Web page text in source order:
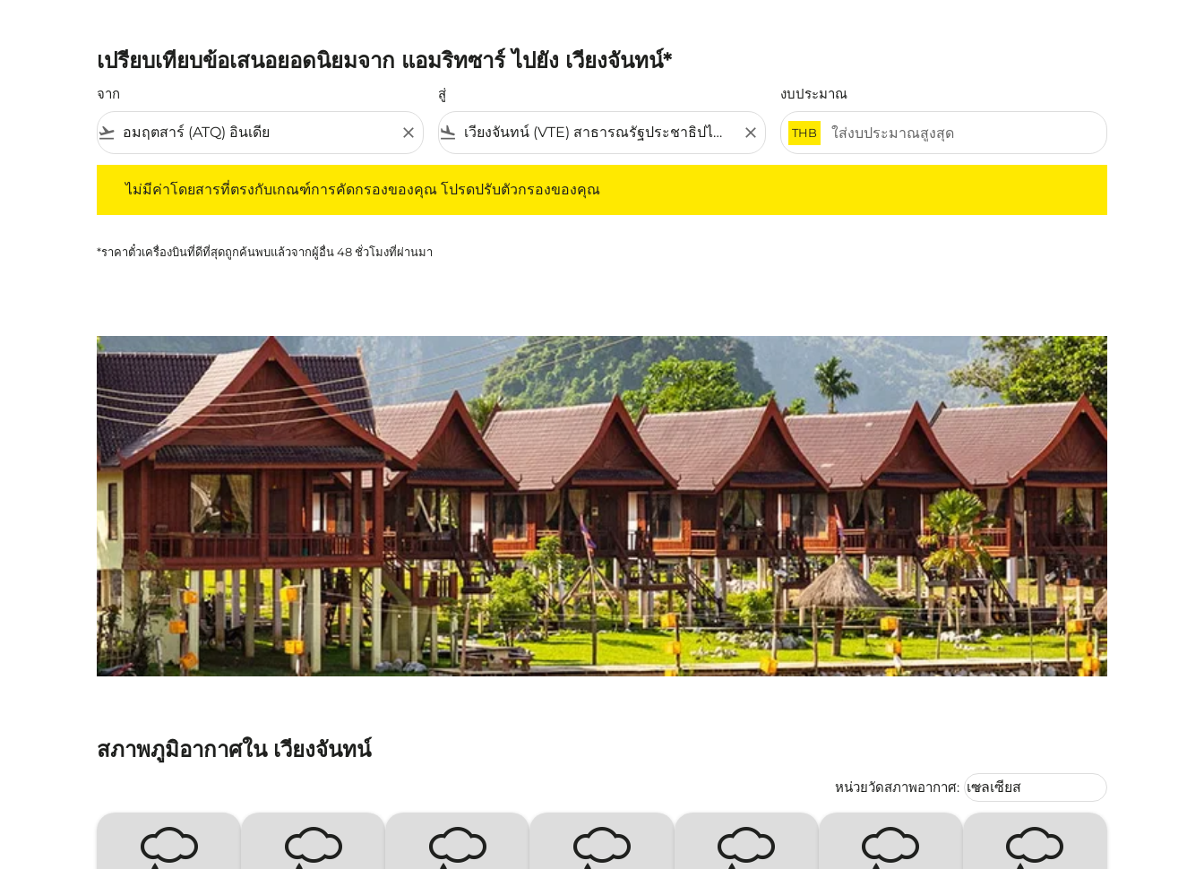
เปรียบเทียบข้อเสนอยอดนิยมจาก แอมริทซาร์ ไปยัง เวียงจันทน์*
จาก
flight_takeoff close
สู่
flight_land close
งบประมาณ
THB
ไม่มีค่าโดยสารที่ตรงกับเกณฑ์การคัดกรองของคุณ โปรดปรับตัวกรองของคุณ
*ราคาตั๋วเครื่องบินที่ดีที่สุดถูกค้นพบแล้วจากผู้อื่น 48 ชั่วโมงที่ผ่านมา
สภาพภูมิอากาศใน เวียงจันทน์
หน่วยวัดสภาพอากาศ: Weather unit option เซลเซียส
เซลเซียส
keyboard_arrow_down